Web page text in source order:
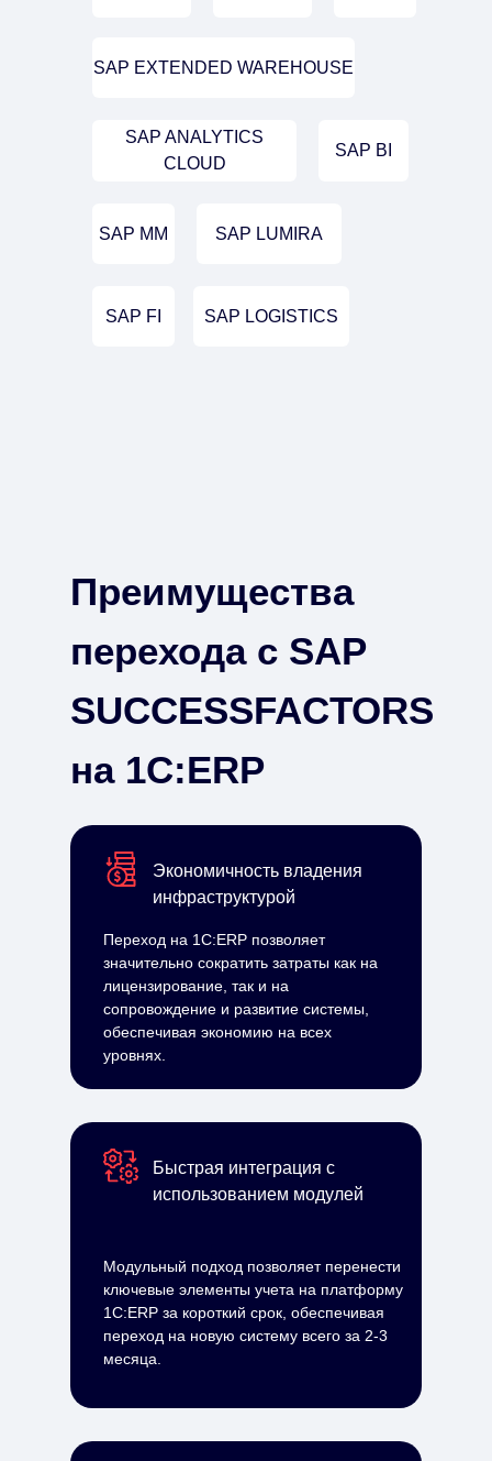
SAP ANALYTICS
CLOUD
SAP BI
SAP EXTENDED WAREHOUSE
SAP LOGISTICS
SAP LUMIRA
SAP FI
SAP MM
Экономичность владения
инфраструктурой
Переход на 1С:ERP позволяет
значительно сократить затраты как на
лицензирование, так и на
сопровождение и развитие системы,
обеспечивая экономию на всех
уровнях.
Преимущества
перехода с SAP
SUCCESSFACTORS
на 1С:ERP
Быстрая интеграция с
использованием модулей
Модульный подход позволяет перенести
ключевые элементы учета на платформу
1С:ERP за короткий срок, обеспечивая
переход на новую систему всего за 2-3
месяца.